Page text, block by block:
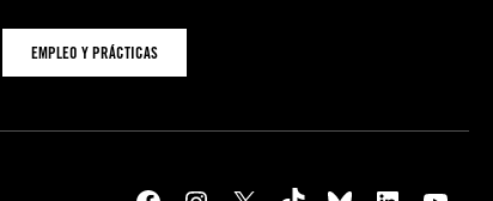
EMPLEO Y PRÁCTICAS